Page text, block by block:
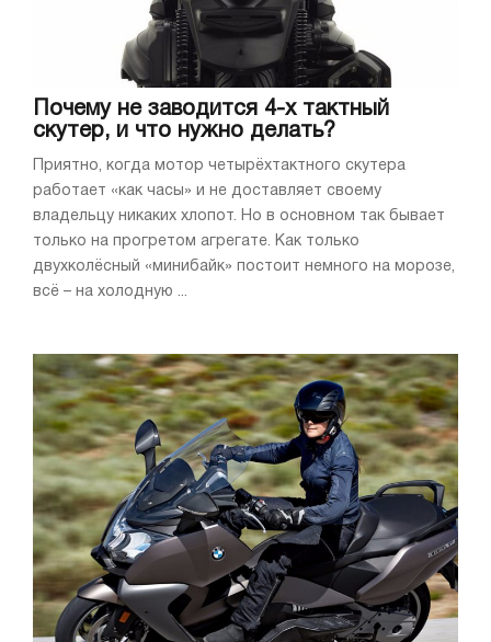
Почему не заводится 4-х тактный
скутер, и что нужно делать?
Приятно, когда мотор четырёхтактного скутера
работает «как часы» и не доставляет своему
владельцу никаких хлопот. Но в основном так бывает
только на прогретом агрегате. Как только
двухколёсный «минибайк» постоит немного на морозе,
всё – на холодную ...